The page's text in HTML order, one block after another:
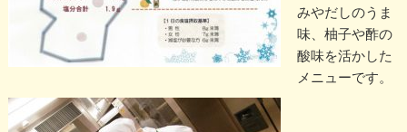
みやだしのうま
味、柚子や酢の
酸味を活かした
メニューです。